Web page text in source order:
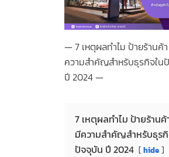
7 เหตุผลทำไม ป้ายร้านค้
ความสำคัญสำหรับธุรกิจใน
ปี 2024
7 เหตุผลทำไม ป้ายร้านค้
มีความสำคัญสำหรับธุรกิ
ปัจจุบัน ปี 2024
hide